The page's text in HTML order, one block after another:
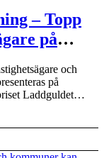
– Topp
på
och
på
Laddguldet…